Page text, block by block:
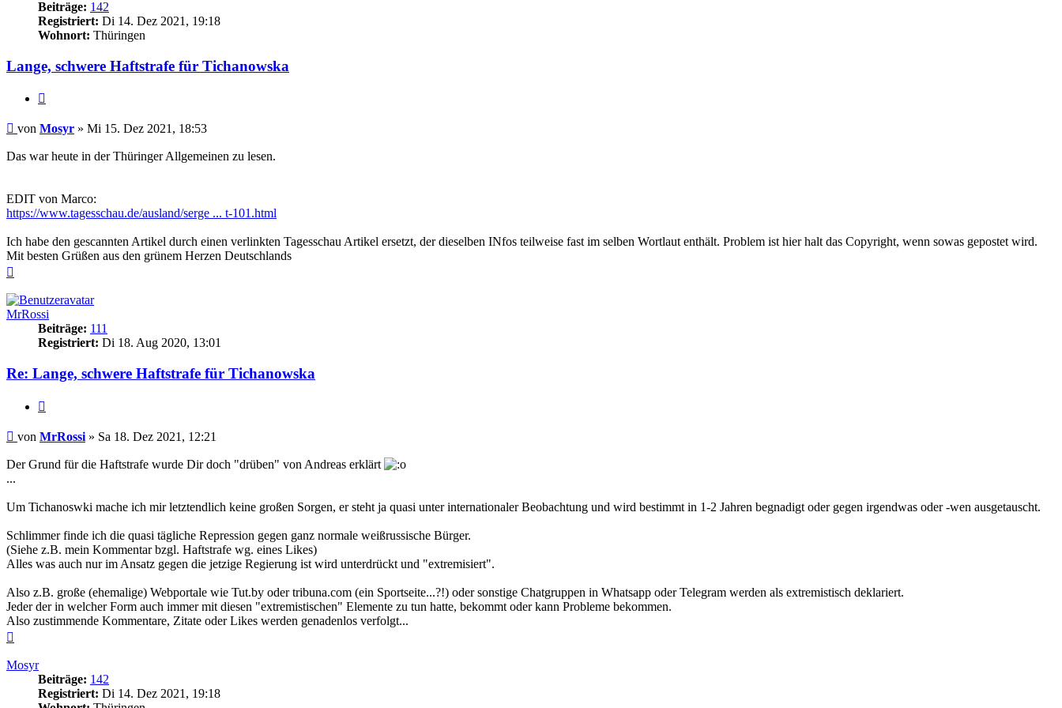
Beiträge: 142
Registriert: Di 14. Dez 2021, 19:18
Wohnort: Thüringen
Lange, schwere Haftstrafe für Tichanowska
Beitrag
von Mosyr » Mi 15. Dez 2021, 18:53
Das war heute in der Thüringer Allgemeinen zu lesen.
EDIT von Marco:
https://www.tagesschau.de/ausland/serge ... t-101.html
Ich habe den gescannten Artikel durch einen verlinkten Tagesschau Artikel ersetzt, der dieselben INfos teilweise fast im selben Wortlaut enthält. Problem ist hier halt das Copyright, wenn sowas gepostet wird.
Mit besten Grüßen aus den grünem Herzen Deutschlands
MrRossi
Beiträge: 111
Registriert: Di 18. Aug 2020, 13:01
Re: Lange, schwere Haftstrafe für Tichanowska
Beitrag
von MrRossi » Sa 18. Dez 2021, 12:21
Der Grund für die Haftstrafe wurde Dir doch "drüben" von Andreas erklärt
...
Um Tichanoswki mache ich mir letztendlich keine großen Sorgen, er steht ja quasi unter internationaler Beobachtung und wird bestimmt in 1-2 Jahren begnadigt oder gegen irgendwas oder -wen ausgetauscht.
Schlimmer finde ich die quasi tägliche Repression gegen ganz normale weißrussische Bürger.
(Siehe z.B. mein Kommentar bzgl. Haftstrafe wg. eines Likes)
Alles was auch nur im Ansatz gegen die jetzige Regierung ist wird unterdrückt und "extremisiert".
Also z.B. große (ehemalige) Webportale wie Tut.by oder tribuna.com (ein Sportseite...?!) oder sonstige Chatgruppen in Whatsapp oder Telegram werden als extremistisch deklariert.
Jeder der in welcher Form auch immer mit diesen "extremistischen" Elemente zu tun hatte, bekommt oder kann Probleme bekommen.
Also zustimmende Kommentare, Zitate oder Likes werden genadenlos verfolgt...
Mosyr
Beiträge: 142
Registriert: Di 14. Dez 2021, 19:18